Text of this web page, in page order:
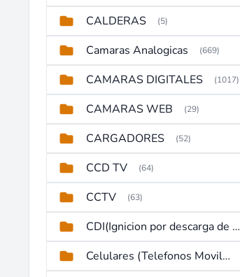
CALDERAS (5)
Camaras Analogicas (669)
CAMARAS DIGITALES (1017)
CAMARAS WEB (29)
CARGADORES (52)
CCD TV (64)
CCTV (63)
CDI(Ignicion por descarga de capacitor)
Celulares (Telefonos Moviles)